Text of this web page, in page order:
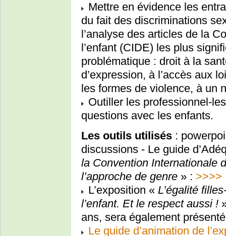
Mettre en évidence les
du fait des discriminations
l’analyse des articles de la
l’enfant (CIDE) les plus
problématique : droit à la
d’expression, à l’accès aux
les formes de violence, à un
Outiller les professionnel-
questions avec les enfants.
Les outils utilisés :
discussions - Le guide
la Convention Internationale
l’approche de genre » : >>>>
L’exposition « L’égalité
l’enfant. Et le respect aussi !
ans, sera également
Le guide d’animation de